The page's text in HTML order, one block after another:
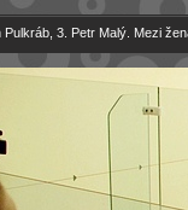
3. Petr Malý. Mezi